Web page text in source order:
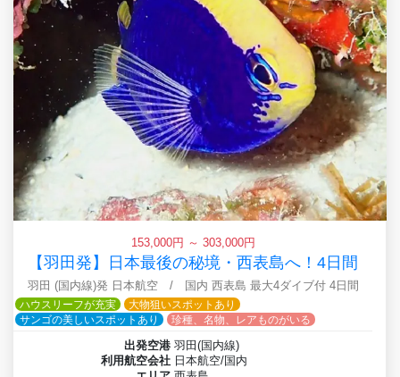
153,000円 ～ 303,000円
【羽田発】日本最後の秘境・西表島へ！4日間
羽田 (国内線)発 日本航空 / 国内 西表島 最大4ダイブ付 4日間
ハウスリーフが充実
大物狙いスポットあり
サンゴの美しいスポットあり
珍種、名物、レアものがいる
出発空港 羽田(国内線)
利用航空会社 日本航空/国内